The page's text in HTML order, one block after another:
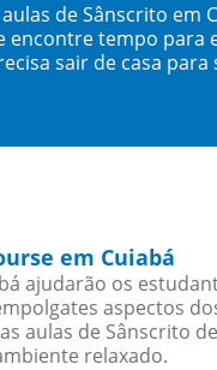
de Sânscrito em
encontre tempo
sair de casa
em Cuiabá
ajudarão os
aspectos
aulas de Sânscrito
relaxado.